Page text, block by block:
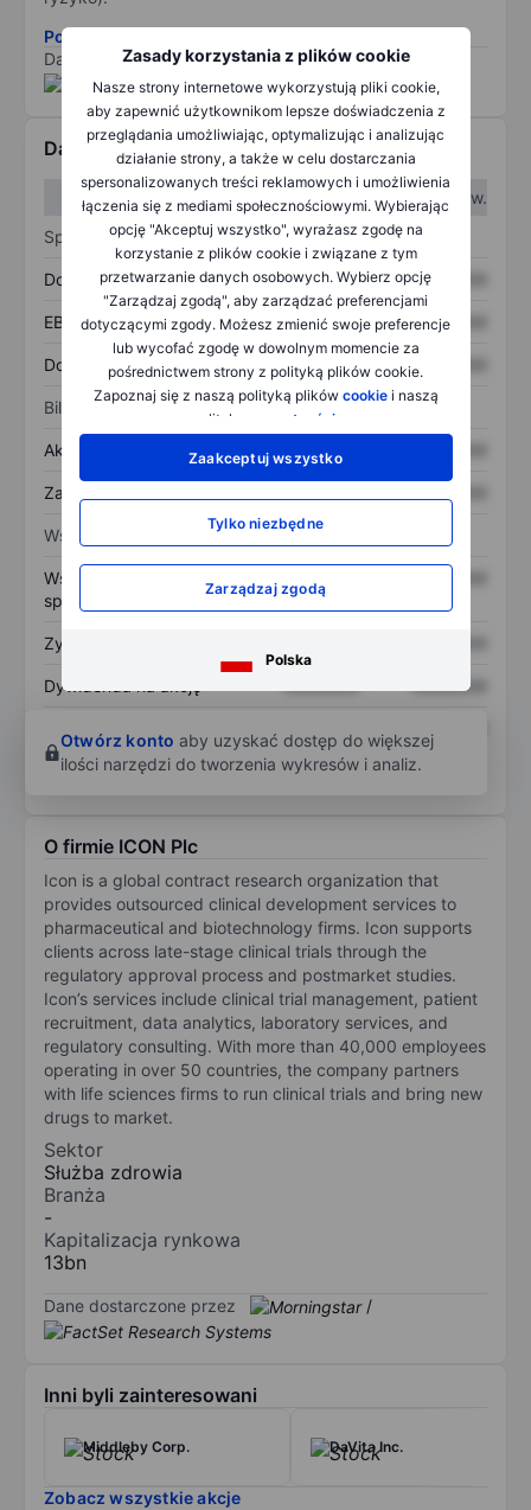
Zasady korzystania z plików cookie
Nasze strony internetowe wykorzystują pliki cookie,
aby zapewnić użytkownikom lepsze doświadczenia z
przeglądania umożliwiając, optymalizując i analizując
działanie strony, a także w celu dostarczania
spersonalizowanych treści reklamowych i umożliwienia
łączenia się z mediami społecznościowymi. Wybierając
opcję "Akceptuj wszystko", wyrażasz zgodę na
korzystanie z plików cookie i związane z tym
przetwarzanie danych osobowych. Wybierz opcję
"Zarządzaj zgodą", aby zarządzać preferencjami
dotyczącymi zgody. Możesz zmienić swoje preferencje
lub wycofać zgodę w dowolnym momencie za
pośrednictwem strony z polityką plików cookie.
Zapoznaj się z naszą polityką plików cookiei naszą
polityką
prywatności
Zaakceptuj wszystko
Tylko niezbędne
Zarządzaj zgodą
Polska
Pobierz metodologię ryzyka ESG.
Dane dostarczone przez
/
Dane finansowe
W I kw.
W II kw.
Sprawozdanie z zysków
Dochód XXXXXXX XXXXXXX
EBITDA XXXXXXX XXXXXXX
Dochód netto XXXXXXX XXXXXXX
Bilans
Aktywa ogółem XXXXXXX
Zadłużenie ogółem
Wskaźniki
Współczynnik cena do
sprzedaży
Zysk na akcję
Dywidenda na akcję XXXXXXX
własnego
Otwórz konto aby uzyskać dostęp do większej
ilości narzędzi do tworzenia wykresów i analiz.
O firmie ICON Plc
Icon is a global contract research organization that
provides outsourced clinical development services to
pharmaceutical and biotechnology firms. Icon supports
clients across late-stage clinical trials through the
regulatory approval process and postmarket studies.
Icon’s services include clinical trial management, patient
recruitment, data analytics, laboratory services, and
regulatory consulting. With more than 40,000 employees
operating in over 50 countries, the company partners
with life sciences firms to run clinical trials and bring new
drugs to market.
Sektor
Służba zdrowia
Branża
-
Kapitalizacja rynkowa
13bn
Dane dostarczone przez /
Inni byli zainteresowani
Middleby Corp. DaVita Inc.
Zobacz wszystkie akcje